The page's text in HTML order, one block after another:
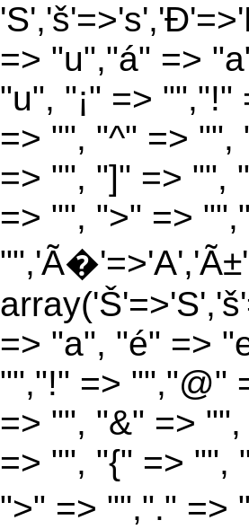
=> "u","á" =>
"u", "¡" =>
=> "", "^" => "",
=> "", "]" => "",
=> "", ">" =>
=> "a", "é" =>
"","!" => "","@"
=> "", "&" =>
=> "", "{" => "",
">" => "","." =>